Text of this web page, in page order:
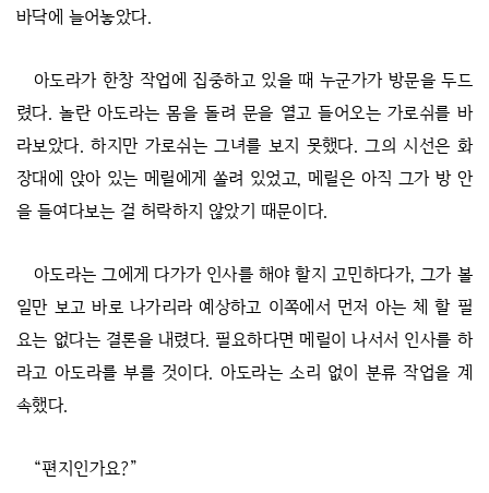
바닥에 늘어놓았다.
아도라가 한창 작업에 집중하고 있을 때 누군가가 방문을 두드
렸다. 놀란 아도라는 몸을 돌려 문을 열고 들어오는 가로쉬를 바
라보았다. 하지만 가로쉬는 그녀를 보지 못했다. 그의 시선은 화
장대에 앉아 있는 메릴에게 쏠려 있었고, 메릴은 아직 그가 방 안
을 들여다보는 걸 허락하지 않았기 때문이다.
아도라는 그에게 다가가 인사를 해야 할지 고민하다가, 그가 볼
일만 보고 바로 나가리라 예상하고 이쪽에서 먼저 아는 체 할 필
요는 없다는 결론을 내렸다. 필요하다면 메릴이 나서서 인사를 하
라고 아도라를 부를 것이다. 아도라는 소리 없이 분류 작업을 계
속했다.
“편지인가요?”